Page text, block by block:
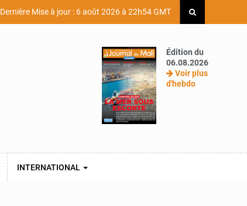
Dernière Mise à jour : 6 août 2026 à 22h54 GMT
Édition du
06.08.2026
Voir plus
d'hebdo
INTERNATIONAL